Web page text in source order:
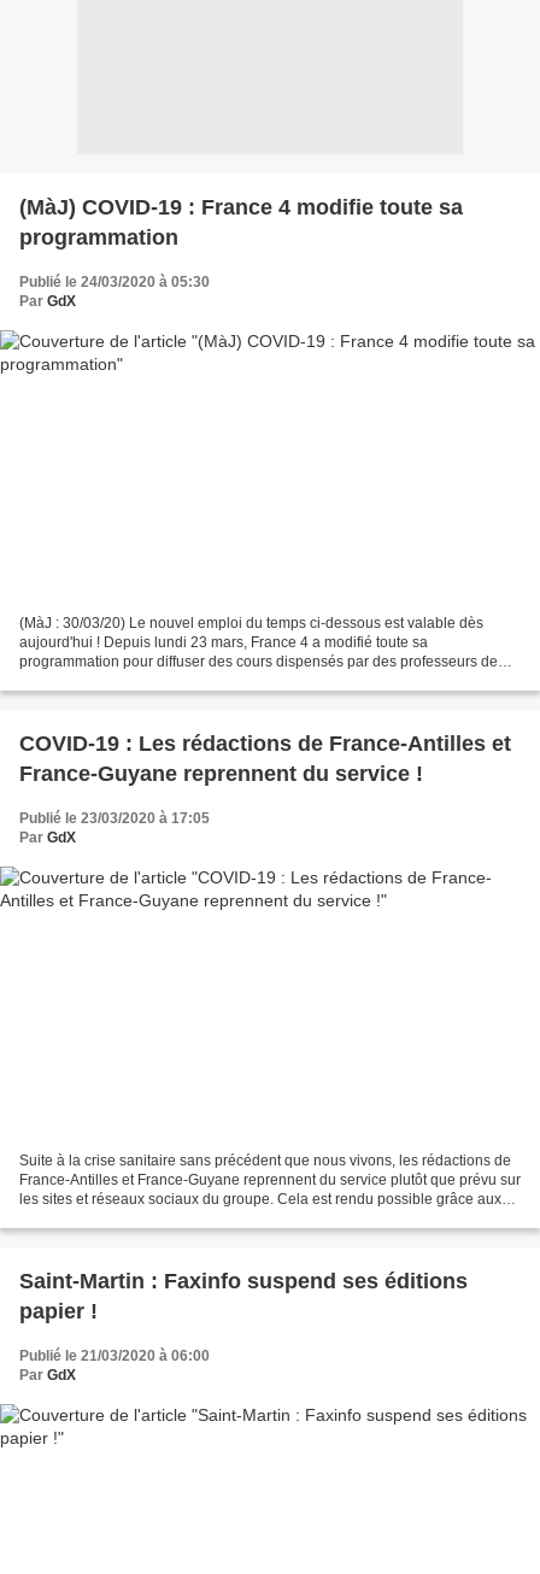
(MàJ) COVID-19 : France 4 modifie toute sa
programmation
Publié le 24/03/2020 à 05:30
Par GdX
(MàJ : 30/03/20) Le nouvel emploi du temps ci-dessous est valable dès
aujourd'hui ! Depuis lundi 23 mars, France 4 a modifié toute sa
programmation pour diffuser des cours dispensés par des professeurs de
COVID-19 : Les rédactions de France-Antilles et
France-Guyane reprennent du service !
Publié le 23/03/2020 à 17:05
Par GdX
Suite à la crise sanitaire sans précédent que nous vivons, les rédactions de
France-Antilles et France-Guyane reprennent du service plutôt que prévu sur
les sites et réseaux sociaux du groupe. Cela est rendu possible grâce aux
Saint-Martin : Faxinfo suspend ses éditions
papier !
Publié le 21/03/2020 à 06:00
Par GdX